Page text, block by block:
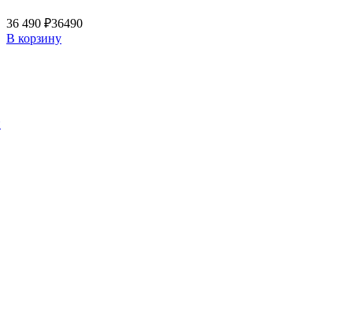
36 490 ₽36490
В корзину